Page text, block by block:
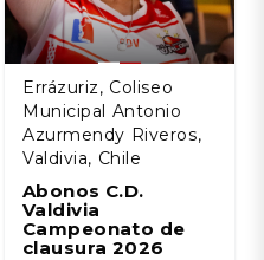
Errázuriz, Coliseo
Municipal Antonio
Azurmendy Riveros,
Valdivia, Chile
Abonos C.D.
Valdivia
Campeonato de
clausura 2026